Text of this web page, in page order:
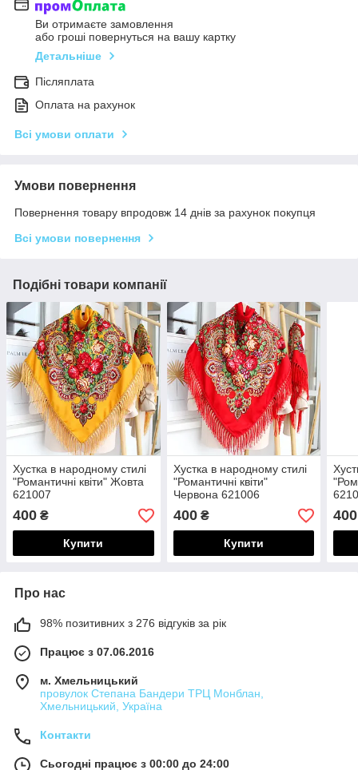
Ви отримаєте замовлення
або гроші повернуться на вашу картку
Детальніше
Післяплата
Оплата на рахунок
Всі умови оплати
Умови повернення
Повернення товару впродовж 14 днів за рахунок покупця
Всі умови повернення
Подібні товари компанії
Хустка в народному стилі
"Романтичні квіти" Жовта
621007
400 ₴
Купити
Хустка в народному стилі
"Романтичні квіти"
Червона 621006
400₴
Купити
400
Про нас
98% позитивних з 276 відгуків за рік
Працює з 07.06.2016
м. Хмельницький
провулок Степана Бандери ТРЦ Монблан,
Хмельницький, Україна
Контакти
Сьогодні працює з 00:00 до 24:00